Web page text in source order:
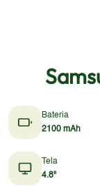
Bateria
2100 mAh
Tela
4.8"